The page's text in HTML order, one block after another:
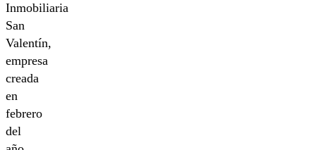
Inmobiliaria
San
Valentín,
empresa
creada
en
febrero
del